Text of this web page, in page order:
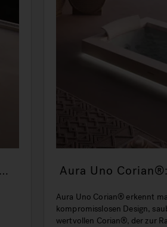
Aura Uno
Aura Uno Corian® erkennt
kompromisslosen Design,
wertvollen Corian®, der zur